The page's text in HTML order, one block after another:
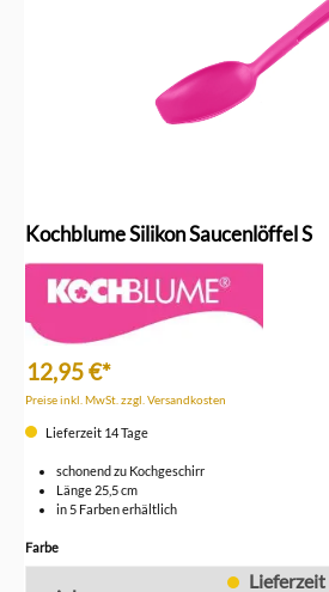
Kochblume Silikon Saucenlöffel S
12,95 €*
Preise inkl. MwSt. zzgl. Versandkosten
Lieferzeit 14 Tage
schonend zu Kochgeschirr
Länge 25,5 cm
in 5 Farben erhältlich
Farbeauswählen